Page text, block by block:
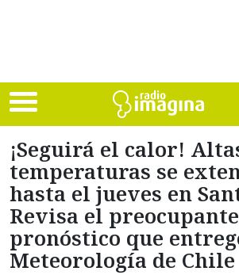
¡Seguirá el calor!
temperaturas se
hasta el jueves en
Revisa el preocupante
pronóstico que
Meteorología de Chile